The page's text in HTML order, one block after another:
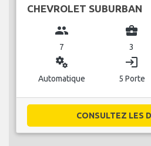
CHEVROLET SUBURBAN
group
7
business_center
3
miscellaneous_services
Automatique
login
5 Porte
CONSULTEZ LES